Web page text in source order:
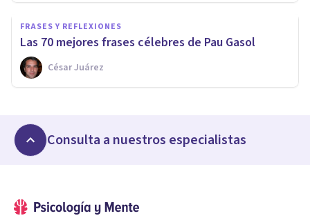
FRASES Y REFLEXIONES
Las 70 mejores frases célebres de Pau Gasol
César Juárez
Consulta a nuestros especialistas